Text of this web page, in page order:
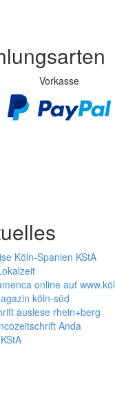
Vorkasse
Köln-Spanien KStA
online auf
köln-süd
auslese rhein+berg
Anda